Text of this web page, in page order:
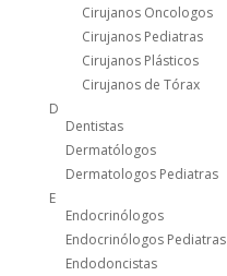
Cirujanos Oncologos
Cirujanos Pediatras
Cirujanos Plásticos
Cirujanos de Tórax
D
Dentistas
Dermatólogos
Dermatologos Pediatras
E
Endocrinólogos
Endocrinólogos Pediatras
Endodoncistas